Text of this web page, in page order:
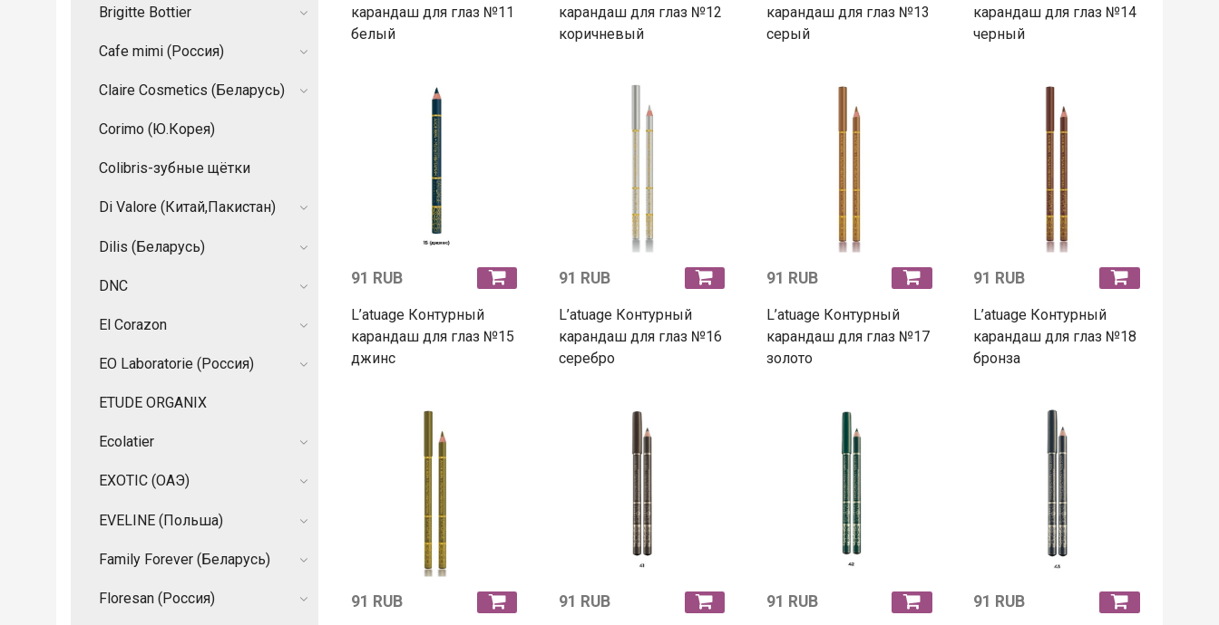
карандаш для глаз №11
белый
карандаш для глаз №12
коричневый
карандаш для глаз №13
серый
карандаш для глаз №14
черный
91 RUB
L’atuage Контурный
карандаш для глаз №15
джинс
91 RUB
L’atuage Контурный
карандаш для глаз №16
серебро
91 RUB
L’atuage Контурный
карандаш для глаз №17
золото
91 RUB
L’atuage Контурный
карандаш для глаз №18
бронза
91 RUB 91 RUB 91 RUB 91 RUB
Brigitte Bottier
Cafe mimi (Россия)
Claire Cosmetics (Беларусь)
Corimo (Ю.Корея)
Colibris-зубные щётки
Di Valore (Китай,Пакистан)
Dilis (Беларусь)
DNC
El Corazon
EO Laboratorie (Россия)
ETUDE ORGANIX
Ecolatier
EXOTIC (ОАЭ)
EVELINE (Польша)
Family Forever (Беларусь)
Floresan (Россия)